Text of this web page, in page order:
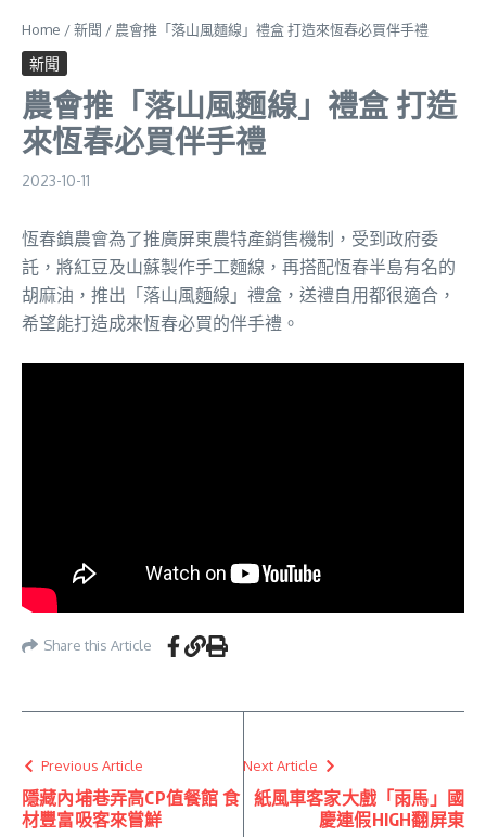
Home /新聞 / 農會推「落山風麵線」禮盒 打造來恆春必買伴手禮
新聞
農會推「落山風麵線」禮盒 打造
來恆春必買伴手禮
2023-10-11
恆春鎮農會為了推廣屏東農特產銷售機制，受到政府委
託，將紅豆及山蘇製作手工麵線，再搭配恆春半島有名的
胡麻油，推出「落山風麵線」禮盒，送禮自用都很適合，
希望能打造成來恆春必買的伴手禮。
Share this Article
Previous Article
隱藏內埔巷弄高CP值餐館 食
材豐富吸客來嘗鮮
Next Article
紙風車客家大戲「雨馬」國
慶連假HIGH翻屏東